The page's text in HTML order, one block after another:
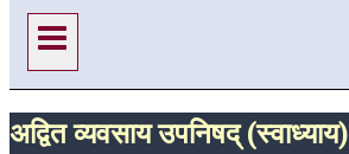
अद्वित व्यवसाय उपनिषद् (स्वाध्याय)